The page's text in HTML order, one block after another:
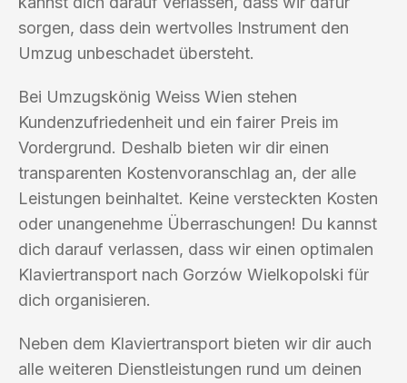
sorgen, dass dein wertvolles Instrument den
Umzug unbeschadet übersteht.
Bei Umzugskönig Weiss Wien stehen
Kundenzufriedenheit und ein fairer Preis im
Vordergrund. Deshalb bieten wir dir einen
transparenten Kostenvoranschlag an, der alle
Leistungen beinhaltet. Keine versteckten Kosten
oder unangenehme Überraschungen! Du kannst
dich darauf verlassen, dass wir einen optimalen
Klaviertransport nach Gorzów Wielkopolski für
dich organisieren.
Neben dem Klaviertransport bieten wir dir auch
alle weiteren Dienstleistungen rund um deinen